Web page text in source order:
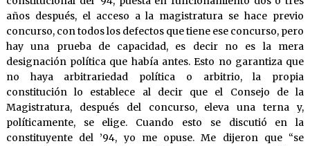
años después, el acceso a la magistratura se hace previo
concurso, con todos los defectos que tiene ese concurso, pero
hay una prueba de capacidad, es decir no es la mera
designación política que había antes. Esto no garantiza que
no haya arbitrariedad política o arbitrio, la propia
constitución lo establece al decir que el Consejo de la
Magistratura, después del concurso, eleva una terna y,
políticamente, se elige. Cuando esto se discutió en la
constituyente del ’94, yo me opuse. Me dijeron que “se